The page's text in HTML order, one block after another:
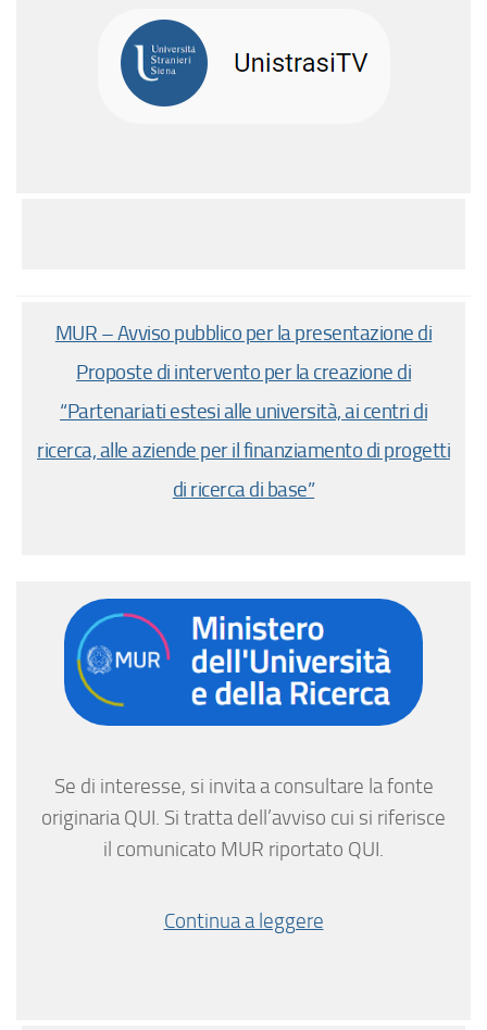
MUR – Avviso pubblico per la presentazione di
Proposte di intervento per la creazione di
“Partenariati estesi alle università, ai centri di
ricerca, alle aziende per il finanziamento di progetti
di ricerca di base”
Se di interesse, si invita a consultare la fonte
originaria QUI. Si tratta dell’avviso cui si riferisce
il comunicato MUR riportato QUI.
Continua a leggere